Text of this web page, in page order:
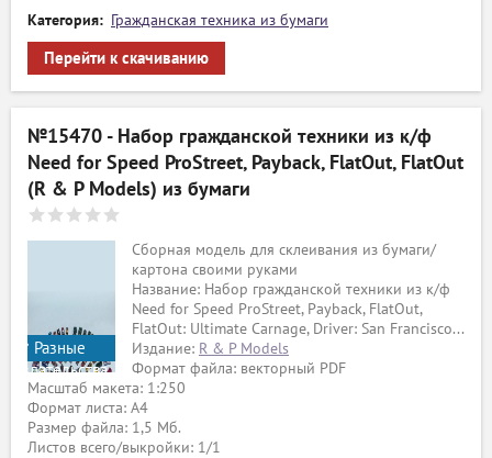
Категория: Гражданская техника из бумаги
Перейти к скачиванию
№15470 - Набор гражданской техники из к/ф
Need for Speed ProStreet, Payback, FlatOut, FlatOut
(R & P Models) из бумаги
Разные
издательства
Сборная модель для склеивания из бумаги/
картона своими руками
Название: Набор гражданской техники из к/ф
Need for Speed ProStreet, Payback, FlatOut,
FlatOut: Ultimate Carnage, Driver: San Francisco...
Издание: R & P Models
Формат файла: векторный PDF
Масштаб макета: 1:250
Формат листа: А4
Размер файла: 1,5 Мб.
Листов всего/выкройки: 1/1